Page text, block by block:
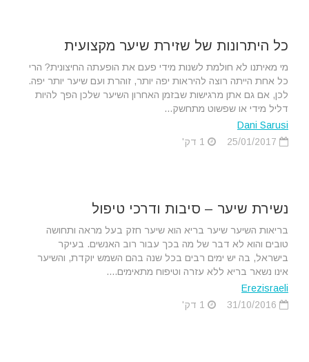
כל היתרונות של שזירת שיער מקצועית
מי מאיתנו לא חולמת לשנות מידי פעם את הופעתה החיצונית? הרי
כל אחת הייתה רוצה להיראות יפה יותר, זוהרת ועם שיער יותר יפה.
לכן, אם גם אתן מרגישות שבזמן האחרון השיער שלכן הפך להיות
דליל מידי או שפשוט מתחשק...
Dani Sarusi
נשירת שיער – סיבות ודרכי טיפול
בריאות השיער שיער בריא הוא שיער חזק בעל מראה ותחושה
טובים והוא לא דבר של מה בכך עבור רוב האנשים. בעיקר
בישראל, בה יש ימים רבים בכל שנה בהם השמש יוקדת, והשיער
אינו נשאר בריא ללא עזרה וטיפוח מתאימים....
Erezisraeli